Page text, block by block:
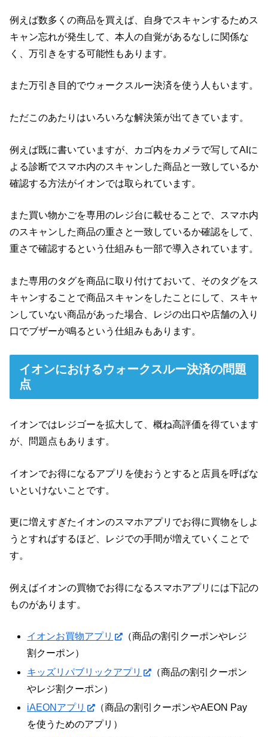
例えば数多くの商品を買えば、自身でスキャンするためス
キャン忘れが発生して、本人の自覚があるなしに関係な
く、万引きをする可能性もあります。
また万引き目的でウォークスルー決済を使う人もいます。
ただこのあたりはいろいろな解決策が出てきています。
例えば既に書いていますが、カゴ内をカメラで写してAIに
よる診断でスマホ内のスキャンした商品と一致しているか
確認する方法がイオンでは取られています。
また買い物かごを専用のレジ台に載せることで、スマホ内
のスキャンした商品の重さと一致しているか確認をして、
重さで確認するという仕組みも一部で導入されています。
また専用のタグを商品に取り付けておいて、そのタグをス
キャンすることで商品スキャンをしたことにして、スキャ
ンしていない商品があった場合、レジの出口や店舗の入り
口でブザーが鳴るという仕組みもあります。
イオンにおけるウォークスルー決済の問題
点
イオンではレジゴーを拡大して、概ね高評価を得ています
が、問題点もあります。
イオンでお得になるアプリを使おうとすると店員を呼ばな
いといけないことです。
更に増えすぎたイオンのスマホアプリでお得に買物をしよ
うとすればするほど、レジでの手間が増えていくことで
す。
例えばイオンの買物でお得になるスマホアプリには下記の
ものがあります。
イオンお買物アプリ
（商品の割引クーポンやレジ
割クーポン）
キッズリパブリックアプリ
（商品の割引クーポン
やレジ割クーポン）
iAEONアプリ
（商品の割引クーポンやAEON Pay
を使うためのアプリ）